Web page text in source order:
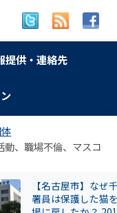
提供・連絡先
動、職場不倫、マスコ
【名古屋市】なぜ
署員は保護した猫